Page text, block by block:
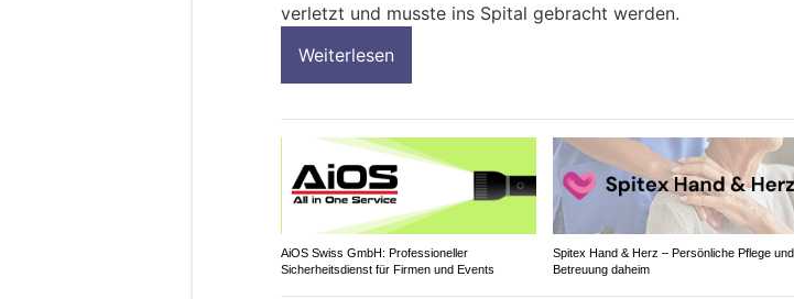
verletzt und musste ins Spital gebracht werden.
Weiterlesen
AiOS Swiss GmbH: Professioneller
Sicherheitsdienst für Firmen und Events
Spitex Hand & Herz – Persönliche Pflege und
Betreuung daheim